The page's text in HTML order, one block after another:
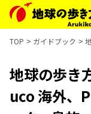
TOP ガイドブック
地球の歩き
uco 海外、